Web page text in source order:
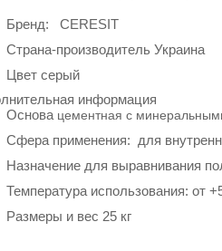
Бренд: CERESIT
Страна-производитель Украина
Цвет серый
информация
Основа цементная с
Сфера применения: для
Назначение для выравнивания
Температура использования: от
Размеры и вес 25 кг